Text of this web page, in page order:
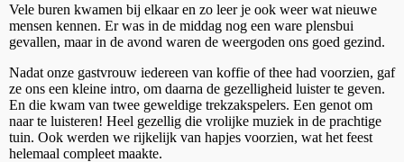
Vele buren kwamen bij elkaar en zo leer je ook weer wat nieuwe
mensen kennen. Er was in de middag nog een ware plensbui
gevallen, maar in de avond waren de weergoden ons goed gezind.
Nadat onze gastvrouw iedereen van koffie of thee had voorzien, gaf
ze ons een kleine intro, om daarna de gezelligheid luister te geven.
En die kwam van twee geweldige trekzakspelers. Een genot om
naar te luisteren! Heel gezellig die vrolijke muziek in de prachtige
tuin. Ook werden we rijkelijk van hapjes voorzien, wat het feest
helemaal compleet maakte.